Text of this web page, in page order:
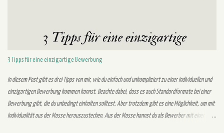
3 Tipps für eine einzigartige Bewerbung
In diesem Post gibt es drei Tipps von mir, wie du einfach und unkompliziert zu einer individuellen und
einzigartigen Bewerbung kommen kannst. Beachte dabei, dass es auch Standardformate bei einer
Bewerbung gibt, die du unbedingt einhalten solltest. Aber trotzdem gibt es eine Möglichkeit, um mit
Individualität aus der Masse herauszustechen. Aus der Masse kannst du als Bewerber mit einer